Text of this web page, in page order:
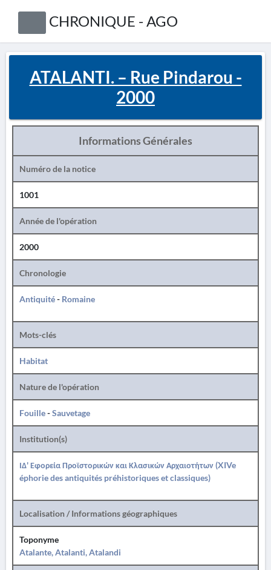
CHRONIQUE - AGO
ATALANTI. – Rue Pindarou -
2000
Informations Générales
Numéro de la notice
1001
Année de l'opération
2000
Chronologie
Antiquité- Romaine
Mots-clés
Habitat
Nature de l'opération
Fouille-Sauvetage
Institution(s)
ΙΔ' Εφορεία Προϊστορικών και Κλασικών Αρχαιοτήτων (XIVe
éphorie des antiquités préhistoriques et classiques)
Localisation / Informations géographiques
Toponyme
Atalante, Atalanti, Atalandi